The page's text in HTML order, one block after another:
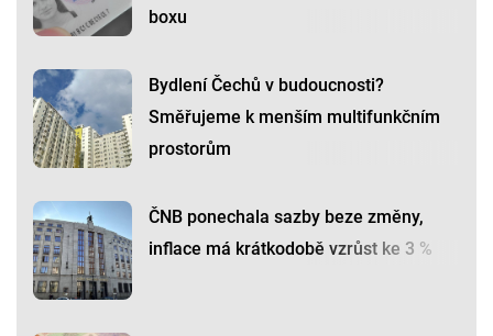
boxu
Bydlení Čechů v budoucnosti?
Směřujeme k menším multifunkčním
prostorům
ČNB ponechala sazby beze změny,
inflace má krátkodobě vzrůst ke 3 %